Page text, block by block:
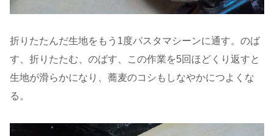
折りたたんだ生地をもう1度パスタマシーンに通す。のば
す、折りたたむ、のばす、この作業を5回ほどくり返すと
生地が滑らかになり、蕎麦のコシもしなやかにつよくな
る。